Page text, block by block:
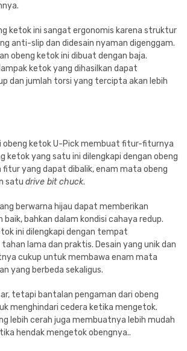
ketok ini sangat ergonomis karena struktur
anti-slip dan didesain nyaman digenggam.
obeng ketok ini dibuat dengan baja.
ketok yang dihasilkan dapat
dan jumlah torsi yang tercipta akan lebih
obeng ketok U-Pick membuat fitur-fiturnya
ketok yang satu ini dilengkapi dengan obeng
fitur yang dapat dibalik, enam mata obeng
satu drive bit chuck.
berwarna hijau dapat memberikan
baik, bahkan dalam kondisi cahaya redup.
ini dilengkapi dengan tempat
lama dan praktis. Desain yang unik dan
cukup untuk membawa enam mata
yang berbeda sekaligus.
tetapi bantalan pengaman dari obeng
menghindari cedera ketika mengetok.
lebih cerah juga membuatnya lebih mudah
hendak mengetok obengnya..